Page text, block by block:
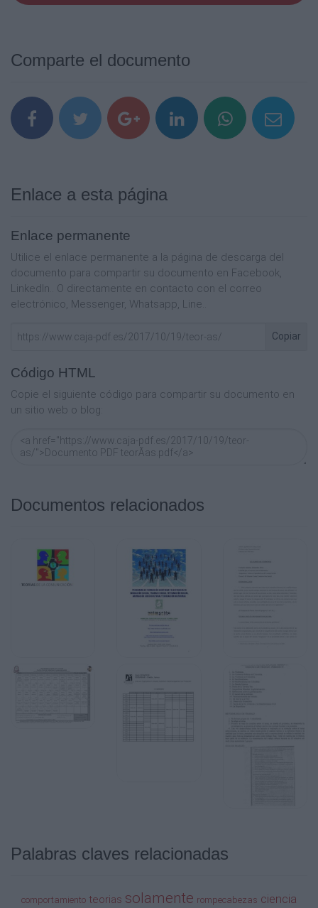
Comparte el documento
Enlace a esta página
Enlace permanente
Utilice el enlace permanente a la página de descarga del
documento para compartir su documento en Facebook,
LinkedIn.. O directamente en contacto con el correo
electrónico, Messenger, Whatsapp, Line..
Copiar
Código HTML
Copie el siguiente código para compartir su documento en
un sitio web o blog:
Documentos relacionados
Palabras claves relacionadas
comportamiento teorias solamente rompecabezas ciencia